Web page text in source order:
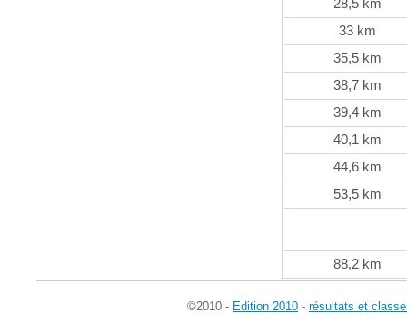
33 km
35,5 km
38,7 km
39,4 km
40,1 km
44,6 km
53,5 km
88,2 km
©2010 - Edition 2010 - résultats et